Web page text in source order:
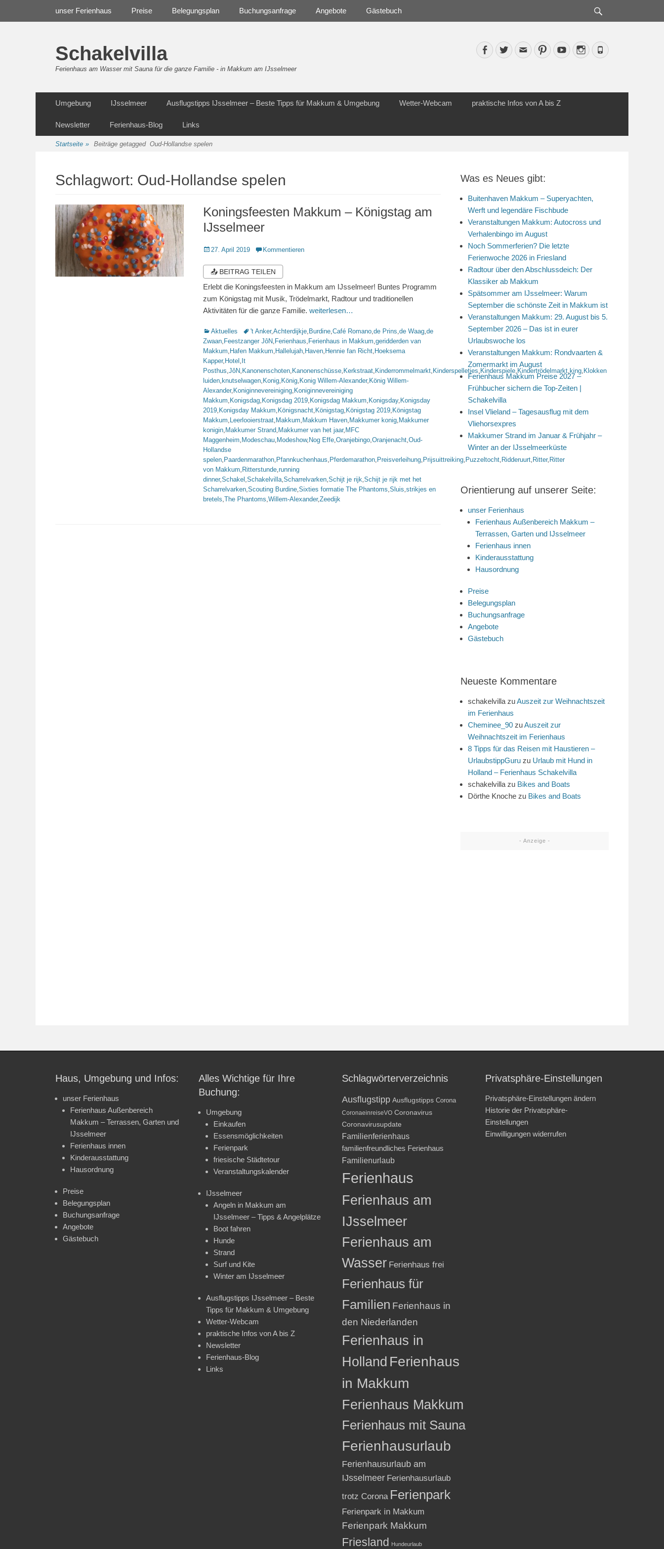
unser Ferienhaus Preise Belegungsplan Buchungsanfrage Angebote Gästebuch
Schakelvilla
Ferienhaus am Wasser mit Sauna für die ganze Familie - in Makkum am IJsselmeer
Facebook
TwitterEmailPinterestYouTubeInstagram
Phone
Inhalt
Umgebung IJsselmeer Ausflugstipps IJsselmeer – Beste Tipps für Makkum & Umgebung Wetter-Webcam praktische Infos von A bis Z
Newsletter Ferienhaus-Blog Links
Startseite » Beiträge getagged Oud-Hollandse spelen
Schlagwort: Oud-Hollandse spelen
Koningsfeesten Makkum – Königstag am
IJsselmeer
Veröffentlicht
27. April 2019 Kommentieren
📤 BEITRAG TEILEN
Erlebt die Koningsfeesten in Makkum am IJsselmeer! Buntes Programm
zum Königstag mit Musik, Trödelmarkt, Radtour und traditionellen
Aktivitäten für die ganze Familie. weiterlesen…
Kategorien
Aktuelles Schlagworte
't Anker,Achterdijkje, Burdine,Café Romano,de Prins,de Waag,de
Zwaan, Feestzanger JôN, Ferienhaus, Ferienhaus in Makkum,geridderden van
Makkum, Hafen Makkum, Hallelujah, Haven, Hennie fan Richt, Hoeksema
Kapper, Hotel , It
Posthus,JôN, Kanonenschoten, Kanonenschüsse, Kerkstraat, Kinderrommelmarkt, Kinderspelletjes, Kinderspiele, Kindertrödelmarkt, king, Klokken
luiden, knutselwagen, Konig, König, Konig Willem-Alexander, König Willem-
Alexander, Koniginnevereiniging, Koniginnevereiniging
Makkum, Konigsdag, Konigsdag 2019, Konigsdag Makkum, Konigsday, Konigsday
2019, Konigsday Makkum, Königsnacht, Königstag, Königstag 2019, Königstag
Makkum, Leerlooierstraat, Makkum, Makkum Haven, Makkumer konig, Makkumer
konigin, Makkumer Strand, Makkumer van het jaar, MFC
Maggenheim, Modeschau, Modeshow, Nog Effe,Oranjebingo,Oranjenacht,Oud-
Hollandse
spelen, Paardenmarathon, Pfannkuchenhaus, Pferdemarathon, Preisverleihung, Prijsuittreiking, Puzzeltocht, Ridderuurt, Ritter, Ritter
von Makkum, Ritterstunde,running
dinner,Schakel ,Schakelvilla,Scharrelvarken,Schijt je rijk,Schijt je rijk met het
Scharrelvarken,Scouting Burdine,Sixties formatie The Phantoms,Sluis,strikjes en
bretels,The Phantoms,Willem-Alexander,Zeedijk
Was es Neues gibt:
Buitenhaven Makkum – Superyachten,
Werft und legendäre Fischbude
Veranstaltungen Makkum: Autocross und
Verhalenbingo im August
Noch Sommerferien? Die letzte
Ferienwoche 2026 in Friesland
Radtour über den Abschlussdeich: Der
Klassiker ab Makkum
Spätsommer am IJsselmeer: Warum
September die schönste Zeit in Makkum ist
Veranstaltungen Makkum: 29. August bis 5.
September 2026 – Das ist in eurer
Urlaubswoche los
Veranstaltungen Makkum: Rondvaarten &
Zomermarkt im August
Ferienhaus Makkum Preise 2027 –
Frühbucher sichern die Top-Zeiten |
Schakelvilla
Insel Vlieland – Tagesausflug mit dem
Vliehorsexpres
Makkumer Strand im Januar & Frühjahr –
Winter an der IJsselmeerküste
Orientierung auf unserer Seite:
unser Ferienhaus
Ferienhaus Außenbereich Makkum –
Terrassen, Garten und IJsselmeer
Ferienhaus innen
Kinderausstattung
Hausordnung
Preise
Belegungsplan
Buchungsanfrage
Angebote
Gästebuch
Neueste Kommentare
schakelvilla zuAuszeit zur Weihnachtszeit
im Ferienhaus
Cheminee_90 zuAuszeit zur
Weihnachtszeit im Ferienhaus
8 Tipps für das Reisen mit Haustieren –
UrlaubstippGuru zu Urlaub mit Hund in
Holland – Ferienhaus Schakelvilla
schakelvilla zu Bikes and Boats
Dörthe Knoche zu Bikes and Boats
- Anzeige -
Haus, Umgebung und Infos:
unser Ferienhaus
Ferienhaus Außenbereich
Makkum – Terrassen, Garten und
IJsselmeer
Ferienhaus innen
Kinderausstattung
Hausordnung
Preise
Belegungsplan
Buchungsanfrage
Angebote
Gästebuch
Alles Wichtige für Ihre
Buchung:
Umgebung
Einkaufen
Essensmöglichkeiten
Ferienpark
friesische Städtetour
Veranstaltungskalender
IJsselmeer
Angeln in Makkum am
IJsselmeer – Tipps & Angelplätze
Boot fahren
Hunde
Strand
Surf und Kite
Winter am IJsselmeer
Ausflugstipps IJsselmeer – Beste
Tipps für Makkum & Umgebung
Wetter-Webcam
praktische Infos von A bis Z
Newsletter
Ferienhaus-Blog
Links
Schlagwörterverzeichnis
Ausflugstipp Ausflugstipps Corona
CoronaeinreiseVO Coronavirus
Coronavirusupdate
Familienferienhaus
familienfreundliches Ferienhaus
Familienurlaub
Ferienhaus
Ferienhaus am
IJsselmeer
Ferienhaus am
Wasser Ferienhaus frei
Ferienhaus für
Familien Ferienhaus in
den Niederlanden
Ferienhaus in
Holland Ferienhaus
in Makkum
Ferienhaus Makkum
Ferienhaus mit Sauna
Ferienhausurlaub
Ferienhausurlaub am
IJsselmeer Ferienhausurlaub
trotz Corona Ferienpark
Ferienpark in Makkum
Ferienpark Makkum
Friesland Hundeurlaub
Privatsphäre-Einstellungen
Privatsphäre-Einstellungen ändern
Historie der Privatsphäre-
Einstellungen
Einwilligungen widerrufen